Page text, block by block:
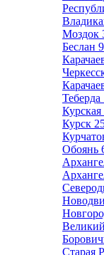
Моздок
Беслан 9
Теберда
Курская
Курск
Обоянь
Старая